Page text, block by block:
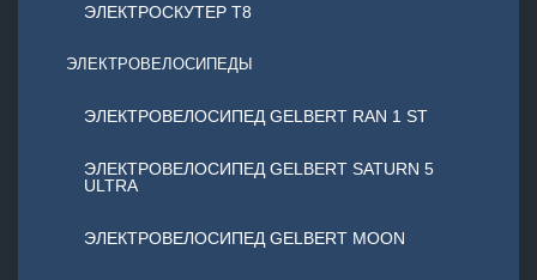
ЭЛЕКТРОСКУТЕР T8
ЭЛЕКТРОВЕЛОСИПЕДЫ
ЭЛЕКТРОВЕЛОСИПЕД GELBERT RAN 1 ST
ЭЛЕКТРОВЕЛОСИПЕД GELBERT SATURN 5
ULTRA
ЭЛЕКТРОВЕЛОСИПЕД GELBERT MOON